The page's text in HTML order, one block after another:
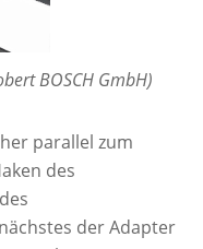
BOSCH GmbH)
parallel zum
des
der Adapter